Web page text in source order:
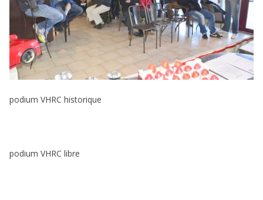
podium VHRC historique
podium VHRC libre